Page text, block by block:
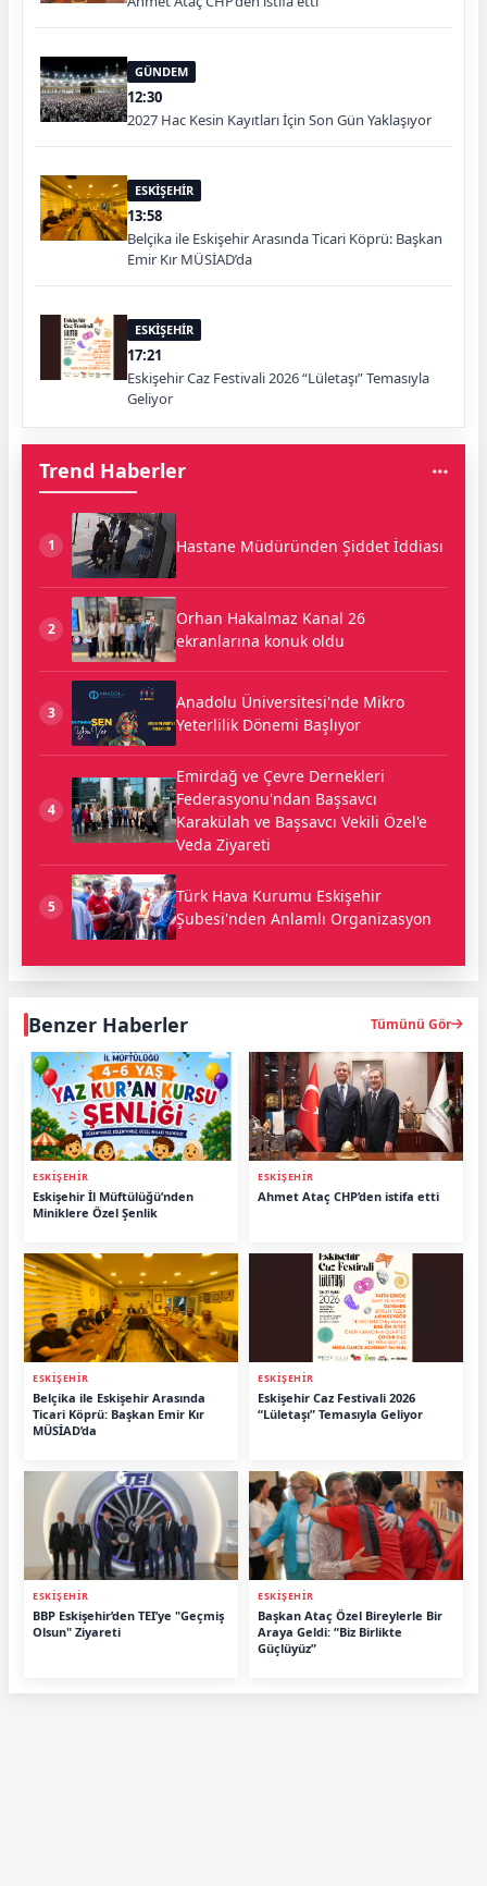
GÜNDEM
12:30
2027 Hac Kesin Kayıtları İçin Son Gün Yaklaşıyor
ESKİŞEHİR
13:58
Belçika ile Eskişehir Arasında Ticari Köprü: Başkan
Emir Kır MÜSİAD’da
ESKİŞEHİR
17:21
Eskişehir Caz Festivali 2026 “Lületaşı” Temasıyla
Geliyor
Trend Haberler
1 Hastane Müdüründen Şiddet İddiası
2
Orhan Hakalmaz Kanal 26
ekranlarına konuk oldu
3
Anadolu Üniversitesi'nde Mikro
Yeterlilik Dönemi Başlıyor
4
Emirdağ ve Çevre Dernekleri
Federasyonu'ndan Başsavcı
Karakülah ve Başsavcı Vekili Özel'e
Veda Ziyareti
5
Türk Hava Kurumu Eskişehir
Şubesi'nden Anlamlı Organizasyon
Benzer Haberler Tümünü Gör
ESKİŞEHİR
Eskişehir İl Müftülüğü’nden
Miniklere Özel Şenlik
ESKİŞEHİR
Ahmet Ataç CHP’den istifa etti
ESKİŞEHİR
Belçika ile Eskişehir Arasında
Ticari Köprü: Başkan Emir Kır
MÜSİAD’da
ESKİŞEHİR
Eskişehir Caz Festivali 2026
“Lületaşı” Temasıyla Geliyor
ESKİŞEHİR
BBP Eskişehir’den TEI’ye "Geçmiş
Olsun" Ziyareti
ESKİŞEHİR
Başkan Ataç Özel Bireylerle Bir
Araya Geldi: “Biz Birlikte
Güçlüyüz”